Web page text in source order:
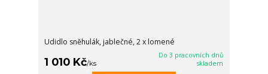
Udidlo sněhulák, jablečné, 2 x lomené
1 010 Kč/ks
Do 3 pracovních dnů
skladem